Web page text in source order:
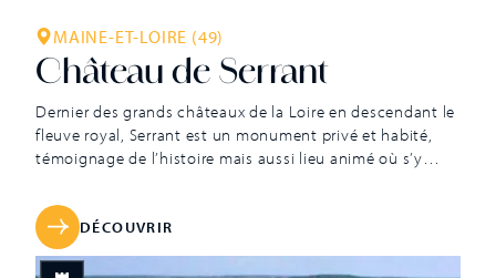
MAINE-ET-LOIRE (49)
Château de Serrant
Dernier des grands châteaux de la Loire en descendant le
fleuve royal, Serrant est un monument privé et habité,
témoignage de l’histoire mais aussi lieu animé où s’y
présente un ensemble d’objets et de meubles
particulièrement précieux et varié, à commencer par sa
bibliothèque qui garde entre ses […]
DÉCOUVRIR